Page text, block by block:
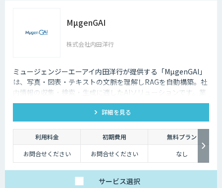
MµgenGAI
株式会社内田洋行
ミュージェンジーエーアイ内田洋行が提供する「MµgenGAI」
は、写真・図表・テキストの文脈を理解しRAGを自動構築。社
内情報の収集・検索・生成に適したAIソリューションです。業
種を問わず業務効率とナレッジ活用を支援します。
詳細を見る
利用料金 初期費用
無料プラン
お問合せください
お問合せください なし
サービス選択